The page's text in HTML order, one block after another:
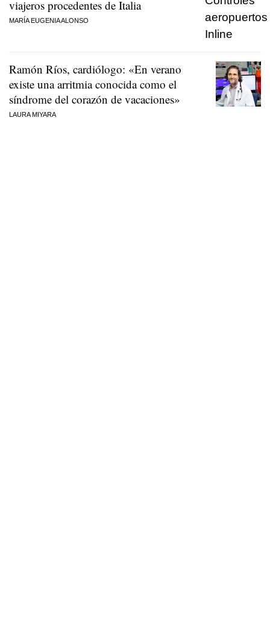
viajeros procedentes de Italia
MARÍA EUGENIA ALONSO
Ramón Ríos, cardiólogo: «En verano
existe una arritmia conocida como el
síndrome del corazón de vacaciones»
LAURA MIYARA